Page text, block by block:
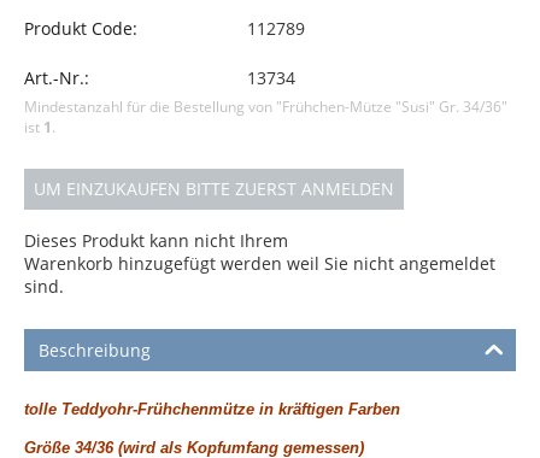
Produkt Code: 112789
Art.-Nr.: 13734
Mindestanzahl für die Bestellung von "Frühchen-Mütze "Susi" Gr. 34/36"
ist 1.
UM EINZUKAUFEN BITTE ZUERST ANMELDEN
Dieses Produkt kann nicht Ihrem
Warenkorb hinzugefügt werden weil Sie nicht angemeldet
sind.
Beschreibung
tolle Teddyohr-Frühchenmütze in kräftigen Farben
Größe 34/36 (wird als Kopfumfang gemessen)